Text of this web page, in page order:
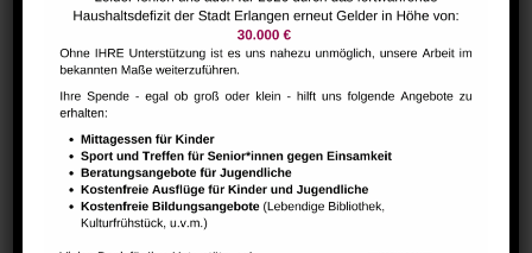
Hausaufgabenbetreuung (nicht während der Ferien)
August 7 @ 13:30